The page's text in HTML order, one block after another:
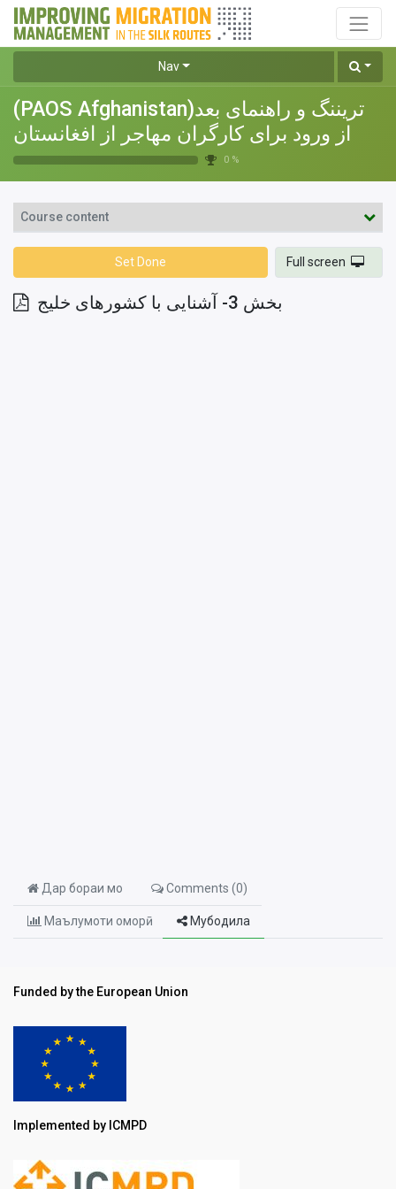
Nav
(PAOS Afghanistan)تریننگ و راهنمای بعد
از ورود برای کارگران مهاجر از افغانستان
0 %
Course content
بخش 3- آشنایی با کشورهای خلیج
Set Done Full screen
Дар бораи мо Comments (0)
Маълумоти оморӣ Мубодила
Funded by the European Union
Implemented by ICMPD